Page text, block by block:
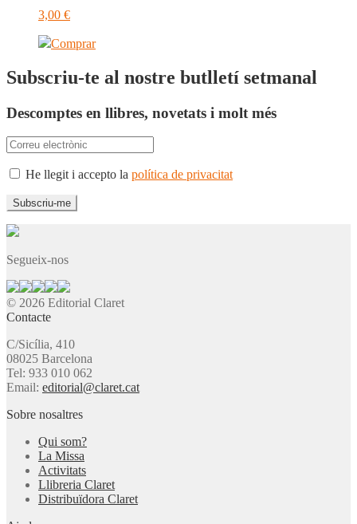
3,00 €
Comprar
Subscriu-te al nostre butlletí setmanal
Descomptes en llibres, novetats i molt més
He llegit i accepto la política de privacitat
Segueix-nos
© 2026 Editorial Claret
Contacte
C/Sicília, 410
08025 Barcelona
Tel: 933 010 062
Email: editorial@claret.cat
Sobre nosaltres
Qui som?
La Missa
Activitats
Llibreria Claret
Distribuïdora Claret